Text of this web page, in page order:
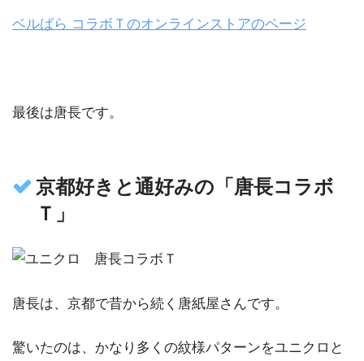
ベルばら コラボＴのオンラインストアのページ
最後は唐長です。
京都好きと通好みの「唐長コラボ
Ｔ」
唐長は、京都で昔から続く唐紙屋さんです。
驚いたのは、かなり多くの紋様パターンをユニクロと